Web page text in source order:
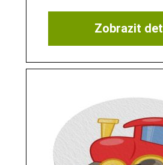
Zobrazit